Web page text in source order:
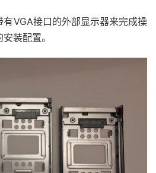
VGA接口的外部显示器来完成操
装配置。